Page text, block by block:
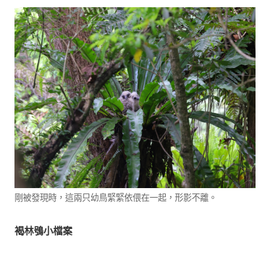
剛被發現時，這兩只幼鳥緊緊依偎在一起，形影不離。
褐林鴞小檔案